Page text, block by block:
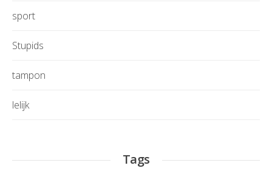
sport
Stupids
tampon
lelijk
Tags